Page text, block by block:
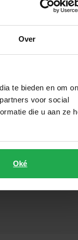
Over
te bieden en om
voor social
die u aan ze
Oké
Corneliani colbert
steek zakken
Corneliani
65% wol, 21% zijde en
normale fit
blauw